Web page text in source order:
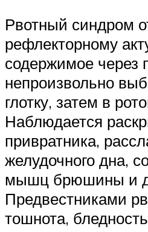
Рвотный синдром
рефлекторному
содержимое через
непроизвольно
глотку, затем в
Наблюдается
привратника,
желудочного дна,
мышц брюшины и
Предвестниками
тошнота,